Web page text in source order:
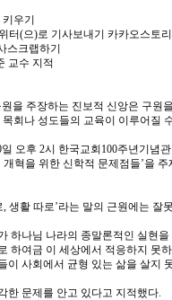
우기
터(으)로 기사보내기 카카오스토
스크랩하기
교수 지적
을 주장하는 진보적 신앙은 구원
회나 성도들의 교육이 이루어질
오후 2시 한국교회100주년기념
혁을 위한 신학적 문제점들’을
생활 따로’라는 말의 근원에는 잘
하나님 나라의 종말론적인 실현
하여금 이 세상에서 적응하지 못
사회에서 균형 있는 삶을 살지
한 문제를 안고 있다고 지적했다.